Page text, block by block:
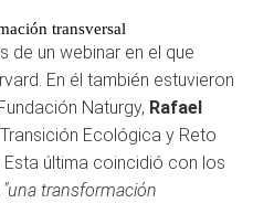
transversal
de un webinar en el que
En él también estuvieron
Naturgy, Rafael
Ecológica y Reto
Esta última coincidió con los
"una transformación